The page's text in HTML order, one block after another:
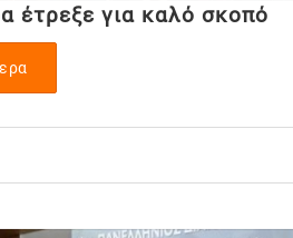
έτρεξε για καλό σκοπό